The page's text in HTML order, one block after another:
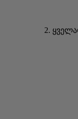
2.